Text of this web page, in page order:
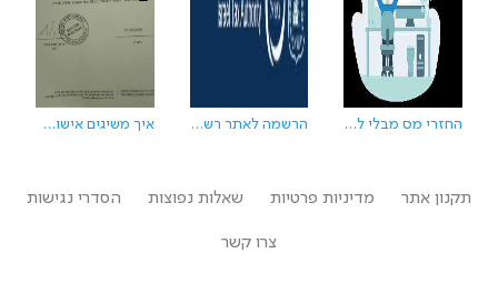
החזרי מס מבלי לצאת מהבית הרשמה לאתר רשות המיסים: צפיה במידע אישי והורדת טפסים איך משיגים אישור זכאות לתואר לצורך נקודות זיכוי
תקנון אתר מדיניות פרטיות שאלות נפוצות הסדרי נגישות
צרו קשר